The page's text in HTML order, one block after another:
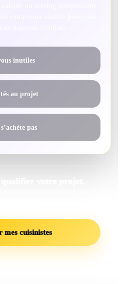
inutiles
au projet
pas
mes cuisinistes